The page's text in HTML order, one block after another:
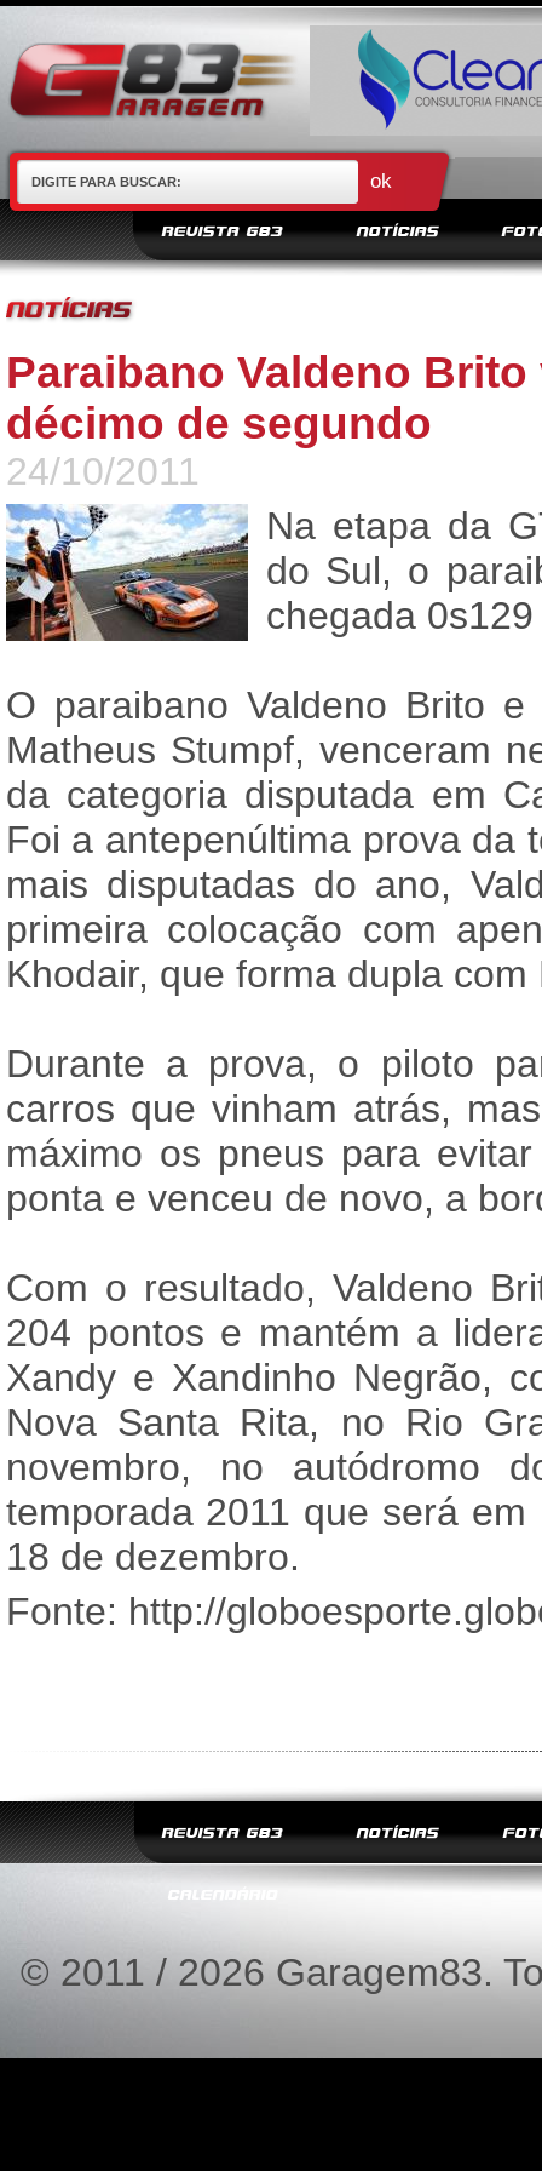
REVISTA G83 NOTÍCIAS
Paraibano Valdeno
décimo de segundo
24/10/2011
Na etapa da
do Sul, o
chegada
O paraibano Valdeno Brito
Matheus Stumpf, venceram
da categoria disputada em
Foi a antepenúltima prova da
mais disputadas do ano,
primeira colocação com
Khodair, que forma dupla
Durante a prova, o piloto
carros que vinham atrás,
máximo os pneus para
ponta e venceu de novo, a
Com o resultado, Valdeno
204 pontos e mantém a
Xandy e Xandinho Negrão,
Nova Santa Rita, no Rio
novembro, no autódromo
temporada 2011 que será
18 de dezembro.
Fonte: http://
REVISTA G83 NOTÍCIAS
CALENDÁRIO
© 2011 / 2026 Garagem83.